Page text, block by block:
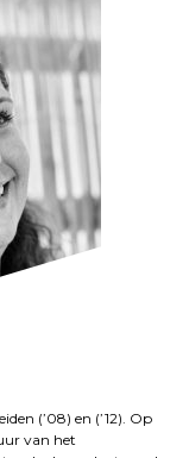
(’08) en (’12). Op
van het